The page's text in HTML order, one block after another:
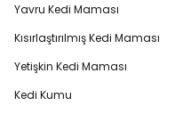
Yavru Kedi Maması
Kısırlaştırılmış Kedi Maması
Yetişkin Kedi Maması
Kedi Kumu